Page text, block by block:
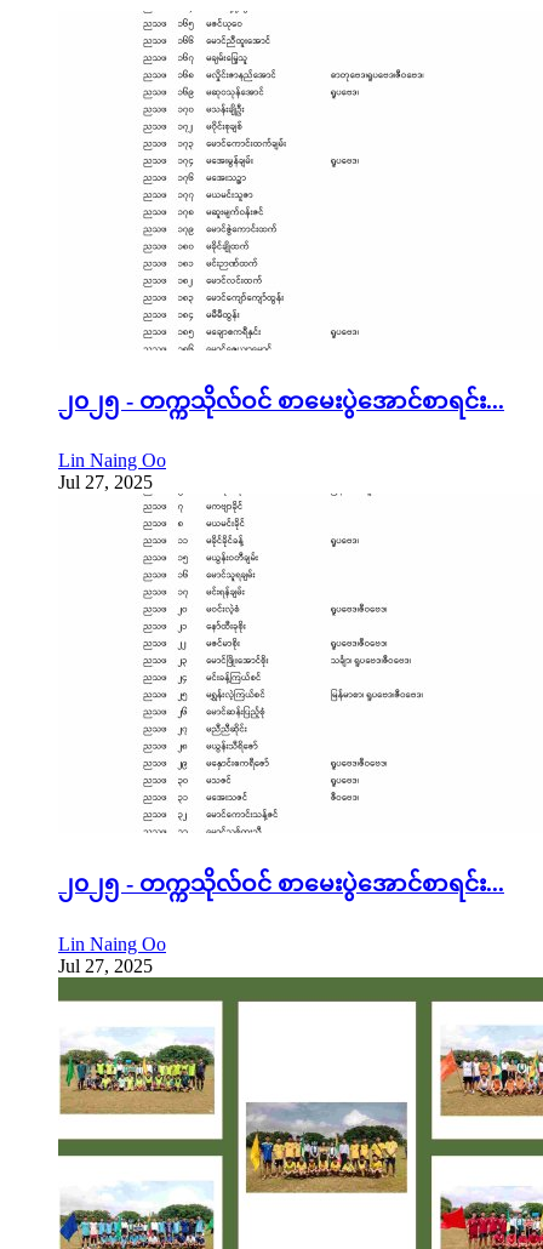
၂၀၂၅ - တက္ကသိုလ်ဝင် စာမေးပွဲအောင်စာရင်း...
Lin Naing Oo
Jul 27, 2025
၂၀၂၅ - တက္ကသိုလ်ဝင် စာမေးပွဲအောင်စာရင်း...
Lin Naing Oo
Jul 27, 2025